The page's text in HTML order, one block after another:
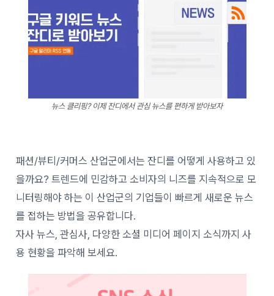
뉴스 클리핑? 이제 잔디에서 관심 뉴스를 편하게 받아보자
패션/뷰티/커머스 산업군에서는 잔디를 어떻게 사용하고 있
을까요?트렌드에 민감하고 소비자의 니즈를 지속적으로 모
니터링해야 하는 이 산업군의 기업들이 빠르게 새로운 뉴스
를 접하는 방법을 공유합니다.
자사 뉴스, 관심사, 다양한 소셜 미디어 페이지 소식까지 사
용 현황을 파악해 보세요.